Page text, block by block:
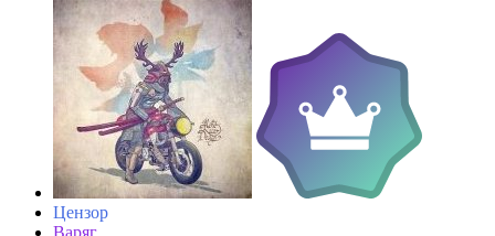
Цензор
Варяг